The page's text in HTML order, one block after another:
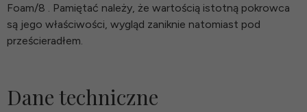
Foam/8 . Pamiętać należy, że wartością istotną pokrowca
są jego właściwości, wygląd zaniknie natomiast pod
prześcieradłem.
Dane techniczne